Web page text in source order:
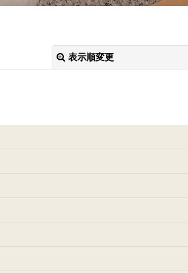
表示順変更